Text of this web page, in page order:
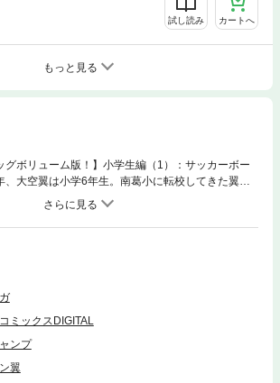
試し読み カートへ
もっと見る
グボリューム版！】小学生編（1）：サッカーボー
、大空翼は小学6年生。南葛小に転校してきた翼
若林源三と出会う。翼は若林に勝負を挑むが、決
ける事に!!
ミックスDIGITAL
ンプ
翼